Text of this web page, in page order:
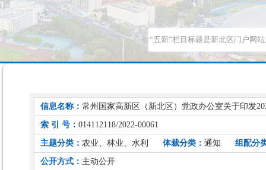
信息名称： 常州国家高新区（新北区）党政办公室关于印发
索 引 号： 014112118/2022-00061
主题分类： 农业、林业、水利 体裁分类： 通知 组配分
公开方式： 主动公开